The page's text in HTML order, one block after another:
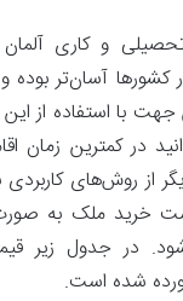
و کاری
آسان‌تر
جهت با استفاده از
در کمترین زمان
از روش‌های کاربردی
خرید ملک به
شود. در جدول زیر
شده است.